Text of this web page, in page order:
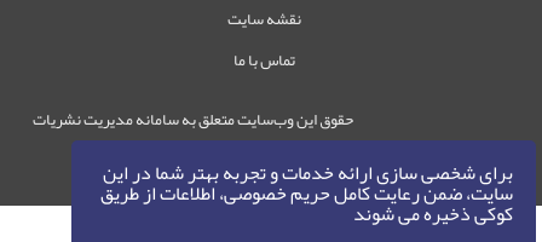
برای شخصی سازی ارائه خدمات و تجربه بهتر شما در این
سایت، ضمن رعایت کامل حریم خصوصی، اطلاعات از طریق
کوکی ذخیره می شوند
نقشه سایت
تماس با ما
حقوق این وب‌سایت متعلق به سامانه مدیریت نشریات
رایمگ است.
حق نشر ©
1405-1396